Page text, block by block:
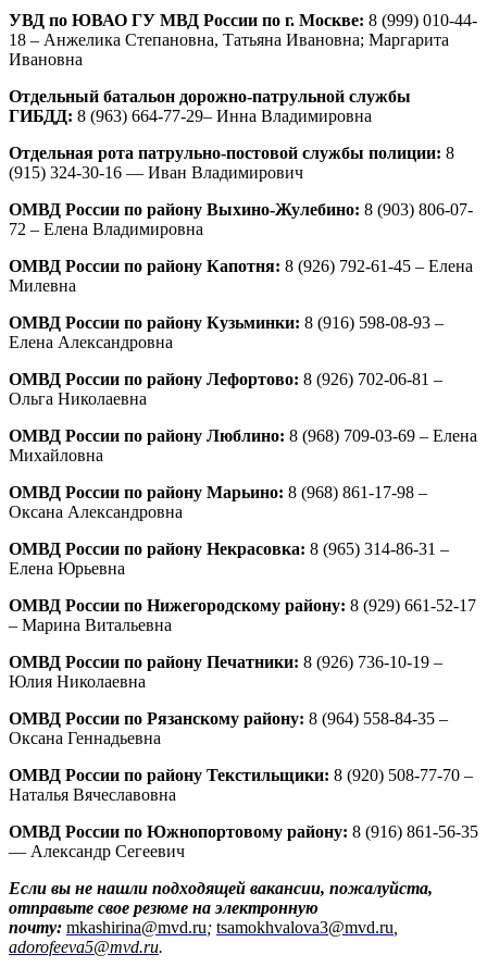
УВД по ЮВАО ГУ МВД России по г. Москве: 8 (999) 010-44-
18 – Анжелика Степановна, Татьяна Ивановна; Маргарита
Ивановна
Отдельный батальон дорожно-патрульной службы
ГИБДД: 8 (963) 664-77-29– Инна Владимировна
Отдельная рота патрульно-постовой службы полиции: 8
(915) 324-30-16 — Иван Владимирович
ОМВД России по району Выхино-Жулебино: 8 (903) 806-07-
72 – Елена Владимировна
ОМВД России по району Капотня: 8 (926) 792-61-45 – Елена
Милевна
ОМВД России по району Кузьминки: 8 (916) 598-08-93 –
Елена Александровна
ОМВД России по району Лефортово: 8 (926) 702-06-81 –
Ольга Николаевна
ОМВД России по району Люблино: 8 (968) 709-03-69 – Елена
Михайловна
ОМВД России по району Марьино: 8 (968) 861-17-98 –
Оксана Александровна
ОМВД России по району Некрасовка: 8 (965) 314-86-31 –
Елена Юрьевна
ОМВД России по Нижегородскому району: 8 (929) 661-52-17
– Марина Витальевна
ОМВД России по району Печатники: 8 (926) 736-10-19 –
Юлия Николаевна
ОМВД России по Рязанскому району: 8 (964) 558-84-35 –
Оксана Геннадьевна
ОМВД России по району Текстильщики: 8 (920) 508-77-70 –
Наталья Вячеславовна
ОМВД России по Южнопортовому району: 8 (916) 861-56-35
— Александр Сегеевич
Если вы не нашли подходящей вакансии, пожалуйста,
отправьте свое резюме на электронную
почту: mkashirina@mvd.ru; tsamokhvalova3@mvd.ru,
аdorofeeva5@mvd.ru.